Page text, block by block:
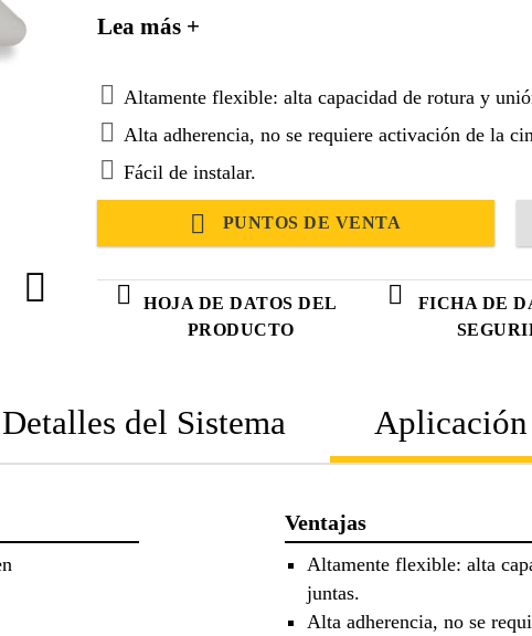
El Sikadur-Combiflex® SG System consiste en una
Lea más +
Altamente flexible: alta capacidad de rotura y
Alta adherencia, no se requiere activación de la
Fácil de instalar.
PUNTOS DE VENTA
HOJA DE DATOS DEL
PRODUCTO
FICHA DE
Detalles del Sistema Aplicación
Ventajas
Altamente flexible: alta
juntas.
Alta adherencia, no se